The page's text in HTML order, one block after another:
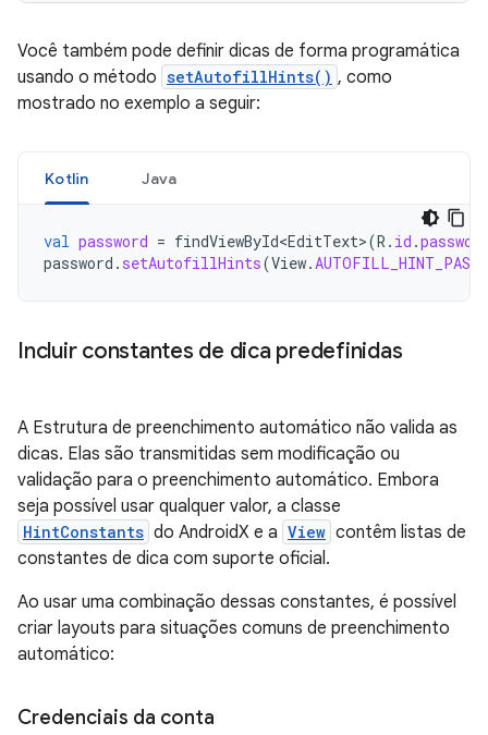
Você também pode definir dicas de forma programática
usando o método setAutofillHints() , como
mostrado no exemplo a seguir:
Kotlin Java
val password = findViewById<EditText>(R . id .
password . setAutofillHints(View.
Incluir constantes de dica predefinidas
A Estrutura de preenchimento automático não valida as
dicas. Elas são transmitidas sem modificação ou
validação para o preenchimento automático. Embora
seja possível usar qualquer valor, a classe
HintConstants do AndroidX e a View contêm listas de
constantes de dica com suporte oficial.
Ao usar uma combinação dessas constantes, é possível
criar layouts para situações comuns de preenchimento
automático:
Credenciais da conta